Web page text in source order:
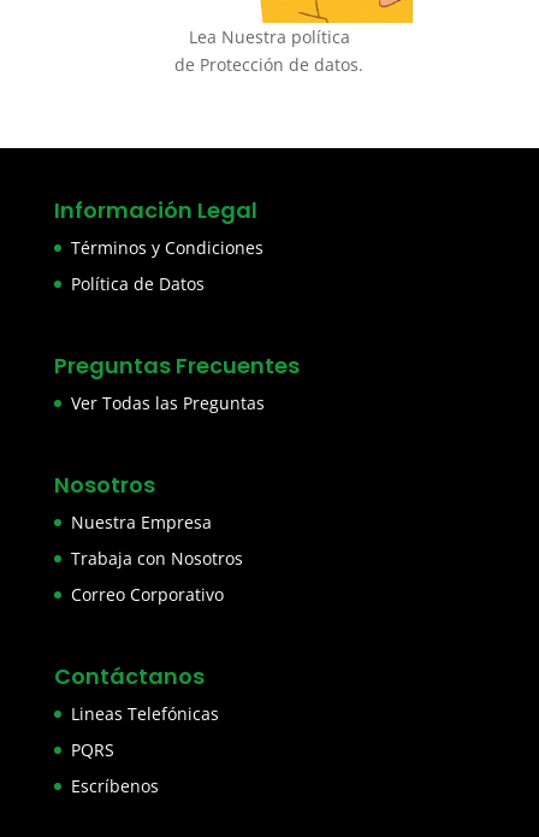
Lea Nuestra política
de Protección de datos.
Información Legal
Términos y Condiciones
Política de Datos
Preguntas Frecuentes
Ver Todas las Preguntas
Nosotros
Nuestra Empresa
Trabaja con Nosotros
Correo Corporativo
Contáctanos
Lineas Telefónicas
PQRS
Escríbenos